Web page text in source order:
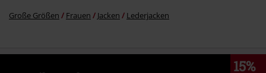
Große Größen Frauen Jacken Lederjacken
15%